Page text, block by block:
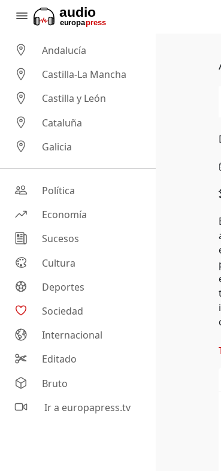
Andalucía
Castilla-La Mancha
Castilla y León
Cataluña
Galicia
Política
Economía
Sucesos
Cultura
Deportes
Sociedad
Internacional
Editado
Bruto
Ir a europapress.tv